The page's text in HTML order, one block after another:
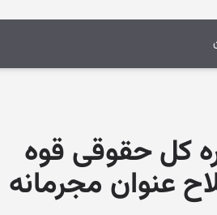
۷/۷۹۹۷ مورخ ۱۳۸۳/۱۰/۲۶ اداره کل حقوقی قوه
عنوان مجرمانه